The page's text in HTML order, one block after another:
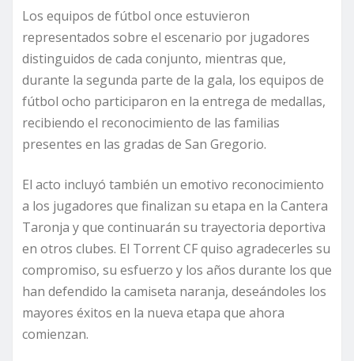
Los equipos de fútbol once estuvieron
representados sobre el escenario por jugadores
distinguidos de cada conjunto, mientras que,
durante la segunda parte de la gala, los equipos de
fútbol ocho participaron en la entrega de medallas,
recibiendo el reconocimiento de las familias
presentes en las gradas de San Gregorio.
El acto incluyó también un emotivo reconocimiento
a los jugadores que finalizan su etapa en la Cantera
Taronja y que continuarán su trayectoria deportiva
en otros clubes. El Torrent CF quiso agradecerles su
compromiso, su esfuerzo y los años durante los que
han defendido la camiseta naranja, deseándoles los
mayores éxitos en la nueva etapa que ahora
comienzan.